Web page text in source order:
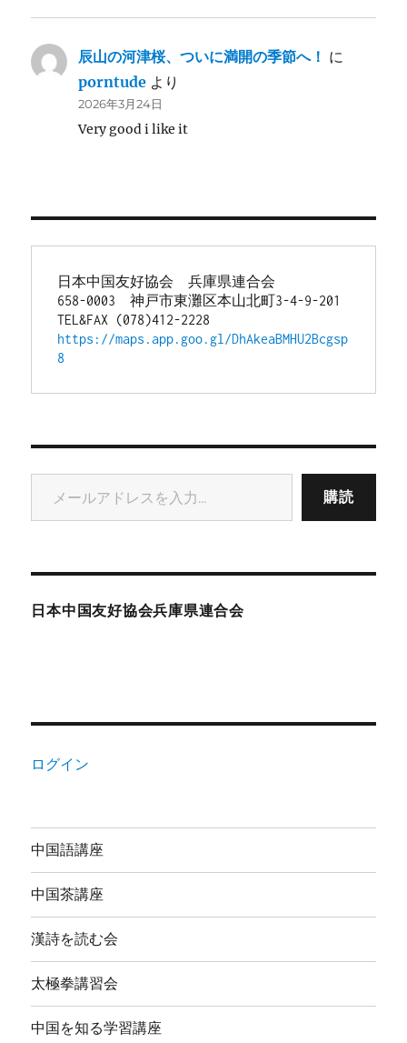
辰山の河津桜、ついに満開の季節へ！ に
porntude より
2026年3月24日
Very good i like it
日本中国友好協会　兵庫県連合会
658-0003　神戸市東灘区本山北町3-4-9-201
TEL&FAX (078)412-2228
https://maps.app.goo.gl/DhAkeaBMHU2Bcgsp
8
メールアドレスを入力...
購読
日本中国友好協会兵庫県連合会
ログイン
中国語講座
中国茶講座
漢詩を読む会
太極拳講習会
中国を知る学習講座